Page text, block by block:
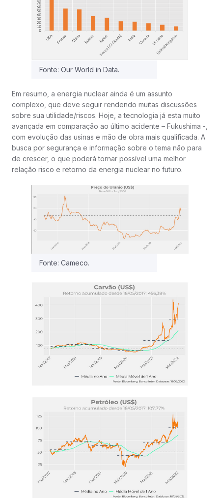
Fonte: Our World in Data.
Em resumo, a energia nuclear ainda é um assunto
complexo, que deve seguir rendendo muitas discussões
sobre sua utilidade/riscos. Hoje, a tecnologia já esta muito
avançada em comparação ao último acidente – Fukushima -,
com evolução das usinas e mão de obra mais qualificada. A
busca por segurança e informação sobre o tema não para
de crescer, o que poderá tornar possível uma melhor
relação risco e retorno da energia nuclear no futuro.
Fonte: Cameco.